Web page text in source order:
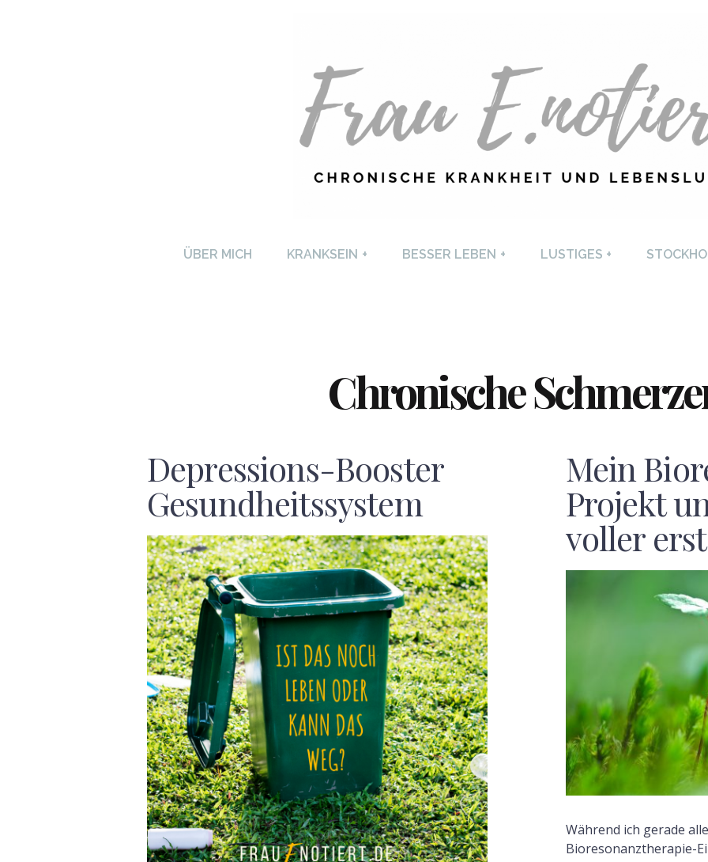
FRAU E. NOTIERT
LEBENSLUST
ÜBER MICH KRANKSEIN + BESSER LEBEN + LUSTIGES +
Chronische
Depressions-Booster
Gesundheitssystem
F
Mein
Projekt
voller
Während ich gerade
Bioresonanztherapie-